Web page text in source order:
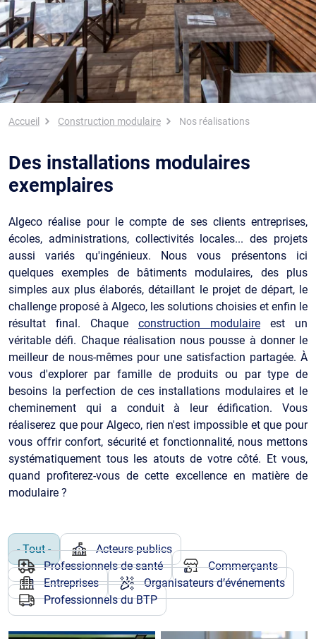
Fil d'Ariane
Accueil Construction modulaire Nos réalisations
Des installations modulaires
exemplaires
Algeco réalise pour le compte de ses clients entreprises,
écoles, administrations, collectivités locales... des projets
aussi variés qu'ingénieux. Nous vous présentons ici
quelques exemples de bâtiments modulaires, des plus
simples aux plus élaborés, détaillant le projet de départ, le
challenge proposé à Algeco, les solutions choisies et enfin le
résultat final. Chaque construction modulaire est un
véritable défi. Chaque réalisation nous pousse à donner le
meilleur de nous-mêmes pour une satisfaction partagée. À
vous d'explorer par famille de produits ou par type de
besoins la perfection de ces installations modulaires et le
cheminement qui a conduit à leur édification. Vous
réaliserez que pour Algeco, rien n'est impossible et que pour
vous offrir confort, sécurité et fonctionnalité, nous mettons
systématiquement tous les atouts de votre côté. Et vous,
quand profiterez-vous de cette excellence en matière de
modulaire ?
- Tout -
Acteurs publics
Professionnels de santé
Commerçants
Entreprises
Organisateurs d’événements
Professionnels du BTP